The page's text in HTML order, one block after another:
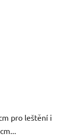
pro leštění i